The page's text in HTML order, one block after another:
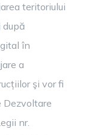
teritoriului
după
în
a
şi vor fi
Dezvoltare
nr.